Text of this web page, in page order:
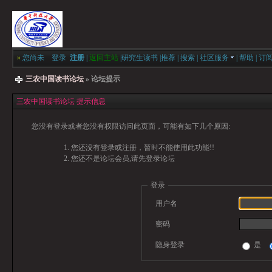
» 您尚未 登录 注册 返回主站 研究生读书 推荐 搜索 社区服务 帮助 订
三农中国读书论坛 » 论坛提示
三农中国读书论坛 提示信息
您没有登录或者您没有权限访问此页面，可能有如下几个原因:
您还没有登录或注册，暂时不能使用此功能!!
您还不是论坛会员,请先登录论坛
登录
用户名
密码
隐身登录 是